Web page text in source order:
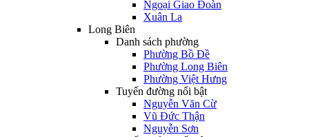
Ngoại Giao Đoàn
Xuân La
Long Biên
Danh sách phường
Phường Bồ Đề
Phường Long Biên
Phường Việt Hưng
Tuyến đường nổi bật
Nguyễn Văn Cừ
Vũ Đức Thận
Nguyễn Sơn